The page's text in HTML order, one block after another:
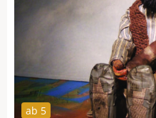
ab 5